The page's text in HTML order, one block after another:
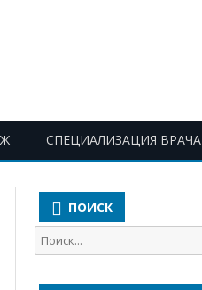
СПЕЦИАЛИЗАЦИЯ ВРАЧА
АЛЛЕРГОЛОГ-ИММУНОЛОГ
АНЕСТЕЗИОЛОГ-
ПОИСК
Поиск
для: